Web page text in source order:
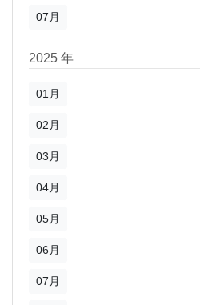
07月
2025 年
01月
02月
03月
04月
05月
06月
07月